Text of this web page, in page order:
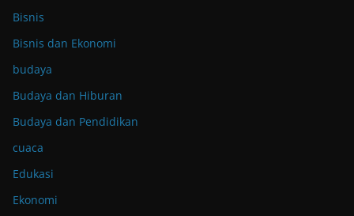
Bisnis
Bisnis dan Ekonomi
budaya
Budaya dan Hiburan
Budaya dan Pendidikan
cuaca
Edukasi
Ekonomi